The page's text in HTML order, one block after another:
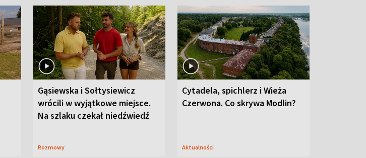
Gąsiewska i Sołtysiewicz
wrócili w wyjątkowe miejsce.
Na szlaku czekał niedźwiedź
Rozmowy
Cytadela, spichlerz i Wieża
Czerwona. Co skrywa Modlin?
Aktualności